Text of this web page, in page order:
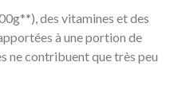
des vitamines et des
à une portion de
ne contribuent que très peu